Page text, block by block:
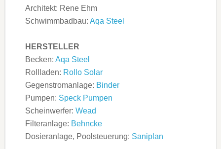
Architekt: Rene Ehm
Schwimmbadbau: Aqa Steel
HERSTELLER
Becken: Aqa Steel
Rollladen: Rollo Solar
Gegenstromanlage: Binder
Pumpen: Speck Pumpen
Scheinwerfer: Wead
Filteranlage: Behncke
Dosieranlage, Poolsteuerung: Saniplan